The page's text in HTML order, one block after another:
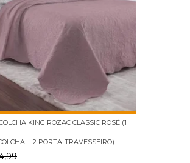
KING ROZAC CLASSIC ROSÈ (1
+ 2 PORTA-TRAVESSEIRO)